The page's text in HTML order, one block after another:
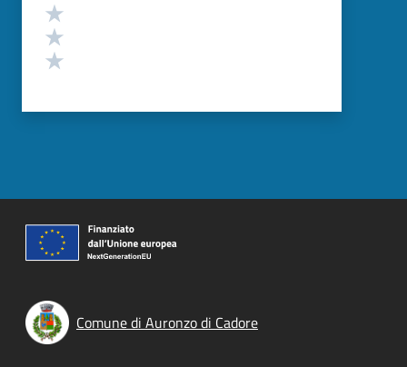
Comune di Auronzo di Cadore